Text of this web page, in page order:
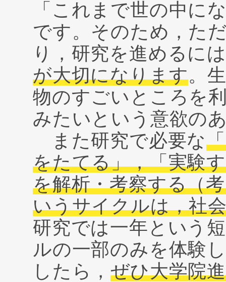
「これまで世の中に
です。そのため，た
り，研究を進めるには
が大切になります。
物のすごいところを
みたいという意欲の
また研究で必要な
をたてる」，「実験
を解析・考察する（
いうサイクルは，社
研究では一年という
ルの一部のみを体験
したら，ぜひ大学院